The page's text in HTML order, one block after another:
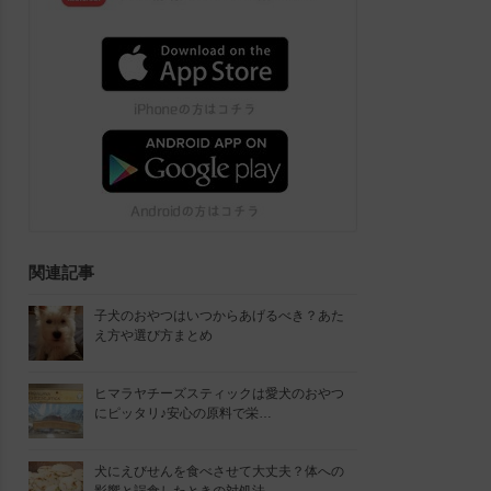
関連記事
子犬のおやつはいつからあげるべき？あた
え方や選び方まとめ
ヒマラヤチーズスティックは愛犬のおやつ
にピッタリ♪安心の原料で栄…
犬にえびせんを食べさせて大丈夫？体への